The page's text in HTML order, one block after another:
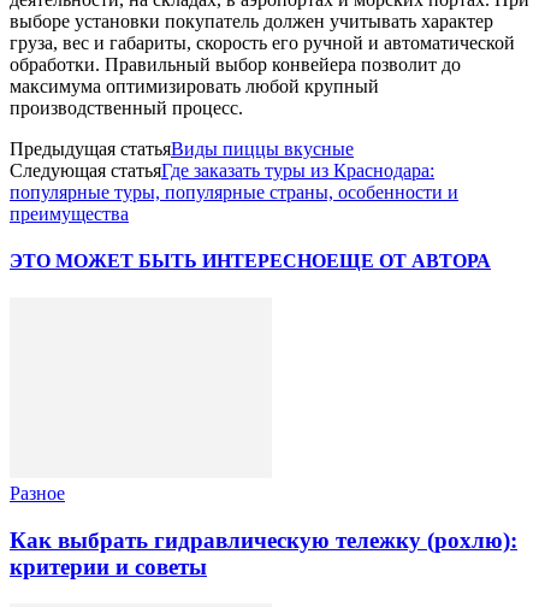
выборе установки покупатель должен учитывать характер
груза, вес и габариты, скорость его ручной и автоматической
обработки. Правильный выбор конвейера позволит до
максимума оптимизировать любой крупный
производственный процесс.
Предыдущая статьяВиды пиццы вкусные
Следующая статьяГде заказать туры из Краснодара:
популярные туры, популярные страны, особенности и
преимущества
ЭТО МОЖЕТ БЫТЬ ИНТЕРЕСНОЕЩЕ ОТ АВТОРА
Разное
Как выбрать гидравлическую тележку (рохлю):
критерии и советы